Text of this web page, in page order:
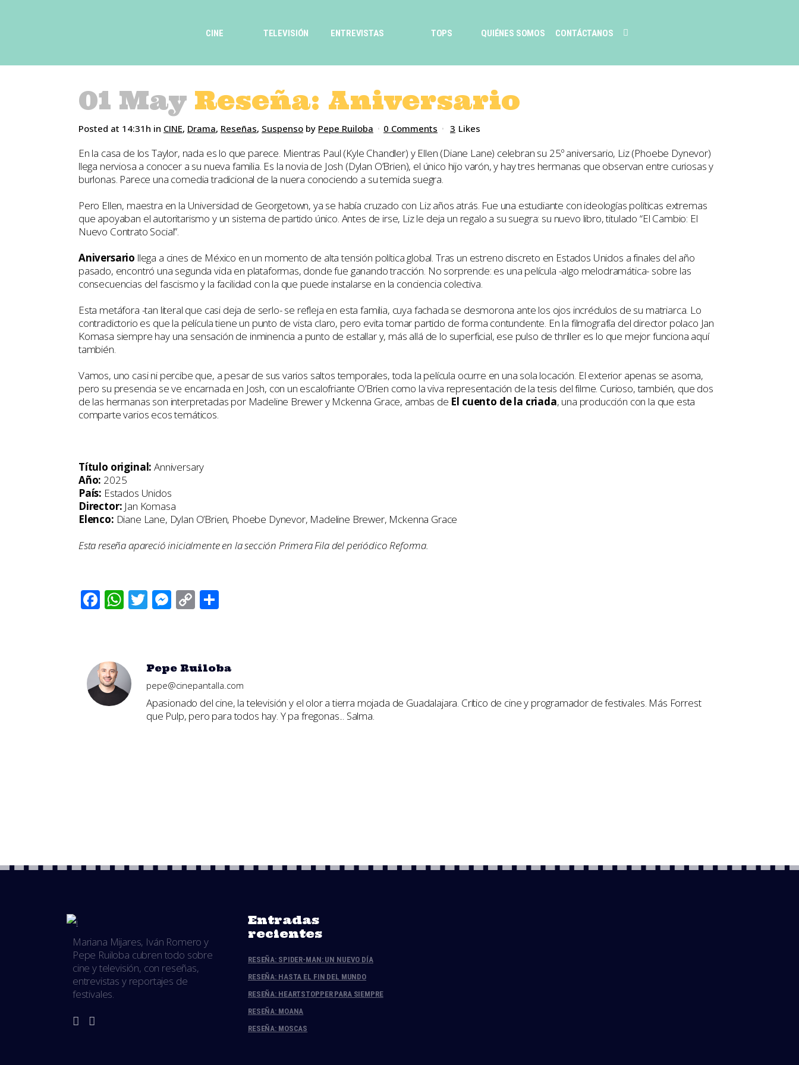
CINE TELEVISIÓN ENTREVISTAS TOPS QUIÉNES SOMOS CONTÁCTANOS
01 May Reseña: Aniversario
Posted at 14:31h in CINE, Drama, Reseñas, Suspenso by Pepe Ruiloba 0 Comments 3 Likes
En la casa de los Taylor, nada es lo que parece. Mientras Paul (Kyle Chandler) y Ellen (Diane Lane) celebran su 25º aniversario, Liz (Phoebe Dynevor)
llega nerviosa a conocer a su nueva familia. Es la novia de Josh (Dylan O’Brien), el único hijo varón, y hay tres hermanas que observan entre curiosas y
burlonas. Parece una comedia tradicional de la nuera conociendo a su temida suegra.
Pero Ellen, maestra en la Universidad de Georgetown, ya se había cruzado con Liz años atrás. Fue una estudiante con ideologías políticas extremas
que apoyaban el autoritarismo y un sistema de partido único. Antes de irse, Liz le deja un regalo a su suegra: su nuevo libro, titulado “El Cambio: El
Nuevo Contrato Social”.
Aniversario llega a cines de México en un momento de alta tensión política global. Tras un estreno discreto en Estados Unidos a finales del año
pasado, encontró una segunda vida en plataformas, donde fue ganando tracción. No sorprende: es una película -algo melodramática- sobre las
consecuencias del fascismo y la facilidad con la que puede instalarse en la conciencia colectiva.
Esta metáfora -tan literal que casi deja de serlo- se refleja en esta familia, cuya fachada se desmorona ante los ojos incrédulos de su matriarca. Lo
contradictorio es que la película tiene un punto de vista claro, pero evita tomar partido de forma contundente. En la filmografía del director polaco Jan
Komasa siempre hay una sensación de inminencia a punto de estallar y, más allá de lo superficial, ese pulso de thriller es lo que mejor funciona aquí
también.
Vamos, uno casi ni percibe que, a pesar de sus varios saltos temporales, toda la película ocurre en una sola locación. El exterior apenas se asoma,
pero su presencia se ve encarnada en Josh, con un escalofriante O’Brien como la viva representación de la tesis del filme. Curioso, también, que dos
de las hermanas son interpretadas por Madeline Brewer y Mckenna Grace, ambas de El cuento de la criada, una producción con la que esta
comparte varios ecos temáticos.
Título original: Anniversary
Año: 2025
País: Estados Unidos
Director: Jan Komasa
Elenco: Diane Lane, Dylan O’Brien, Phoebe Dynevor, Madeline Brewer, Mckenna Grace
Esta reseña apareció inicialmente en la sección Primera Fila del periódico Reforma.
Facebook
WhatsApp
Twitter
Messenger
Copy
Pepe Ruiloba
pepe@cinepantalla.com
Apasionado del cine, la televisión y el olor a tierra mojada de Guadalajara. Crítico de cine y programador de festivales. Más Forrest
que Pulp, pero para todos hay. Y pa fregonas... Salma.
Mariana Mijares, Iván Romero y
Pepe Ruiloba cubren todo sobre
cine y televisión, con reseñas,
entrevistas y reportajes de
festivales.
Entradas
recientes
RESEÑA: SPIDER-MAN: UN NUEVO DÍA
RESEÑA: HASTA EL FIN DEL MUNDO
RESEÑA: HEARTSTOPPER PARA SIEMPRE
RESEÑA: MOANA
RESEÑA: MOSCAS